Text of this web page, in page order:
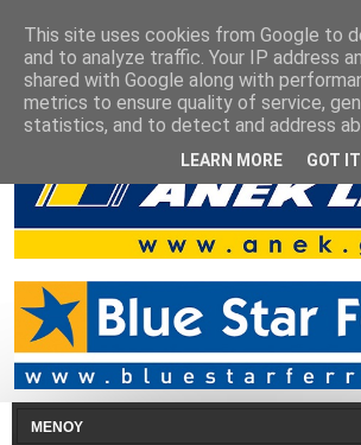
This site uses cookies from Google to
and to analyze traffic. Your IP address
shared with Google along with
metrics to ensure quality of service,
statistics, and to detect and address
LEARN MORE GOT IT